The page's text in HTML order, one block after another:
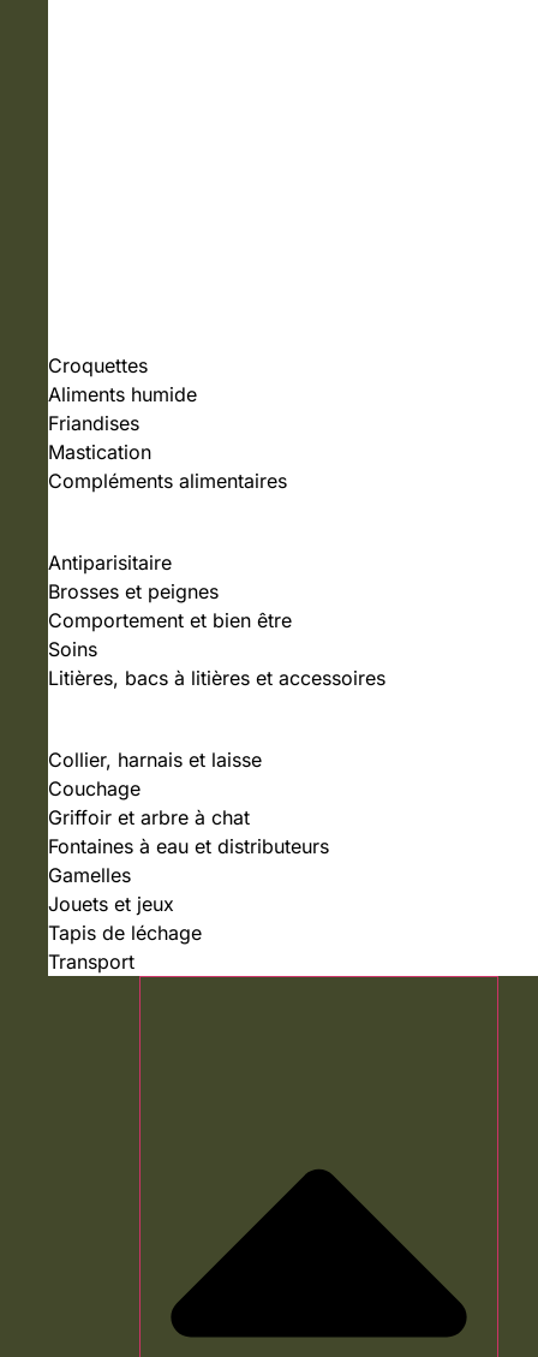
Croquettes
Aliments humide
Friandises
Mastication
Compléments alimentaires
Antiparisitaire
Brosses et peignes
Comportement et bien être
Soins
Litières, bacs à litières et accessoires
Collier, harnais et laisse
Couchage
Griffoir et arbre à chat
Fontaines à eau et distributeurs
Gamelles
Jouets et jeux
Tapis de léchage
Transport